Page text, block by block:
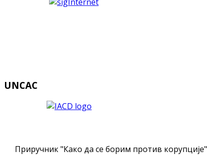
UNCAC
Приручник "Како да се борим против корупције"